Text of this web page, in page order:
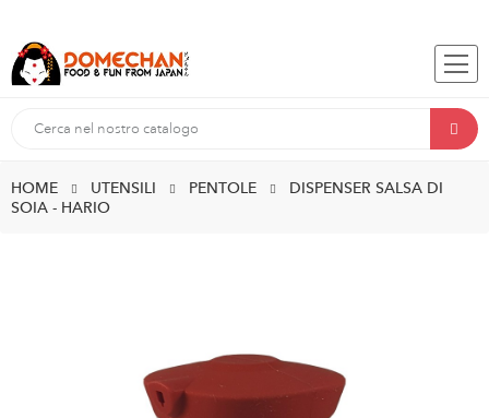
HOME UTENSILI PENTOLE
DISPENSER SALSA DI
SOIA - HARIO